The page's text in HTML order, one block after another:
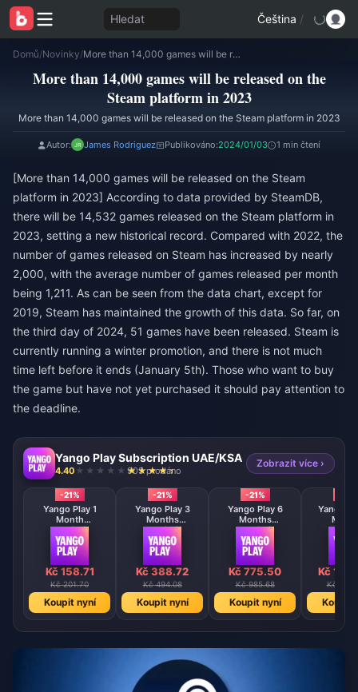
Hledat Čeština /
Domů/Novinky/ More than 14,000 games will be released on the Steam platform in 2023
More than 14,000 games will be released on the
Steam platform in 2023
More than 14,000 games will be released on the Steam platform in 2023
Autor: James Rodriguez Publikováno:2024/01/03 1 min čtení
[More than 14,000 games will be released on the Steam
platform in 2023] According to data provided by SteamDB,
there will be 14,532 games released on the Steam platform in
2023, setting a new historical record. Compared with 2022, the
number of games released on Steam has increased by nearly
2,000, with the average number of games released per month
being 1,211. As can be seen from the data chart, except for
2019, Steam has maintained the growth of this data. So far, on
the third day of 2024, 51 games have been released. Steam is
currently running a winter promotion, and there is not much
time left before it ends (January 5th). Those who want to buy
the game but have not yet purchased it should pay attention to
the deadline.
Yango Play Subscription UAE/KSA
4.40 905 prodáno
Zobrazit více ›
-21%
Yango Play 1
Month
Subscription
(UAE/KSA)
Kč 158.71
Kč 201.70
Koupit nyní
-21%
Yango Play 3
Months
Subscription
(UAE/KSA)
Kč 388.72
Kč 494.08
Koupit nyní
-21%
Yango Play 6
Months
Subscription
(UAE/KSA)
Kč 775.50
Kč 985.68
Koupit nyní
Yango
(UAE/
Kč
Kč
Koupit